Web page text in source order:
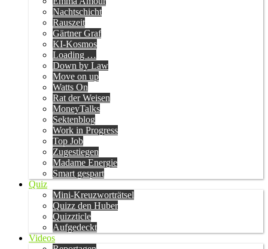
Nachtschicht
Rauszeit
Gärtner Graf
KI-Kosmos
Loading …
Down by Law
Move on up
Watts On
Rat der Weisen
MoneyTalks
Sektenblog
Work in Progress
Top Job
Zugestiegen
Madame Energie
Smart gespart
Quiz
Mini-Kreuzworträtsel
Quizz den Huber
Quizzticle
Aufgedeckt
Videos